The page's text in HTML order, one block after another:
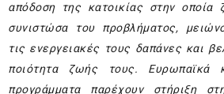
απόδοση της κατοικίας στην οποία
συνιστώσα του προβλήματος,
τις ενεργειακές τους δαπάνες και
ποιότητα ζωής τους. Ευρωπαϊκά
προγράμματα παρέχουν στήριξη